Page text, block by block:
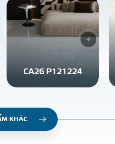
CA26 P121224
KHÁC